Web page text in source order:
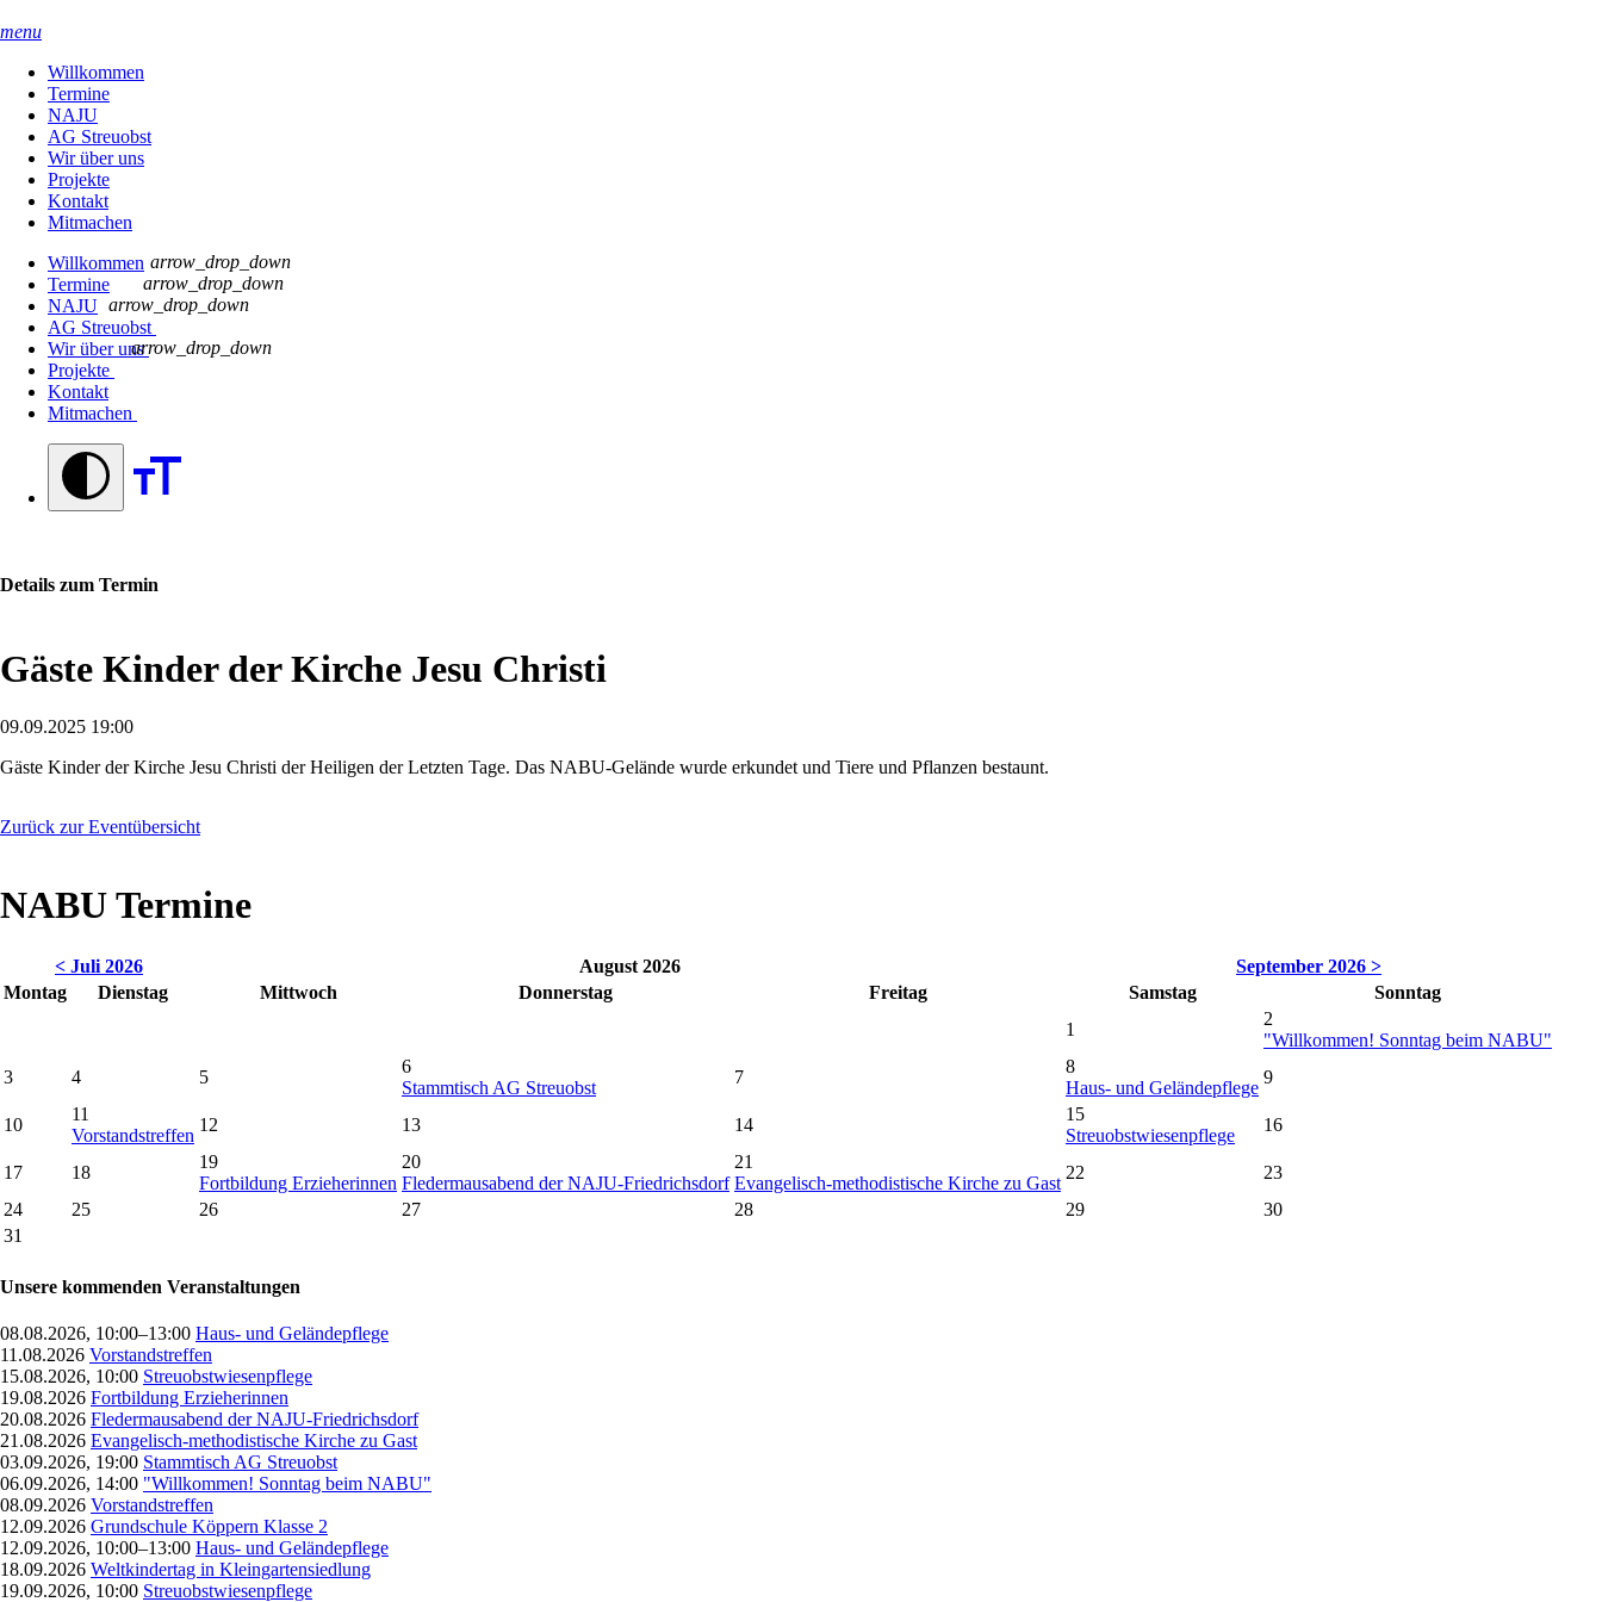
menu
Willkommen
Termine
NAJU
AG Streuobst
Wir über uns
Projekte
Kontakt
Mitmachen
Willkommen
Termine
NAJU
AG Streuobst
arrow_drop_down
Wir über uns
arrow_drop_down
Projekte
arrow_drop_down
Kontakt
Mitmachen
arrow_drop_down
Details zum Termin
Gäste Kinder der Kirche Jesu Christi
09.09.2025 19:00
Gäste Kinder der Kirche Jesu Christi der Heiligen der Letzten Tage. Das NABU-Gelände wurde erkundet und Tiere und Pflanzen bestaunt.
Zurück zur Eventübersicht
NABU Termine
< Juli 2026 August 2026
September 2026 >
Montag
Dienstag Mittwoch Donnerstag Freitag Samstag
Sonntag
1
2
"Willkommen! Sonntag beim NABU"
3
4 5
6
Stammtisch AG Streuobst
7
8
Haus- und Geländepflege
9
10
11
Vorstandstreffen
12 13 14
15
Streuobstwiesenpflege
16
17 18
19
Fortbildung Erzieherinnen
20
Fledermausabend der NAJU-Friedrichsdorf
21
Evangelisch-methodistische Kirche zu Gast
22
23
24
25 26 27 28 29
30
31
Unsere kommenden Veranstaltungen
08.08.2026, 10:00–13:00 Haus- und Geländepflege
11.08.2026 Vorstandstreffen
15.08.2026, 10:00 Streuobstwiesenpflege
19.08.2026 Fortbildung Erzieherinnen
20.08.2026 Fledermausabend der NAJU-Friedrichsdorf
21.08.2026 Evangelisch-methodistische Kirche zu Gast
03.09.2026, 19:00 Stammtisch AG Streuobst
06.09.2026, 14:00 "Willkommen! Sonntag beim NABU"
08.09.2026 Vorstandstreffen
12.09.2026 Grundschule Köppern Klasse 2
12.09.2026, 10:00–13:00 Haus- und Geländepflege
18.09.2026 Weltkindertag in Kleingartensiedlung
19.09.2026, 10:00 Streuobstwiesenpflege